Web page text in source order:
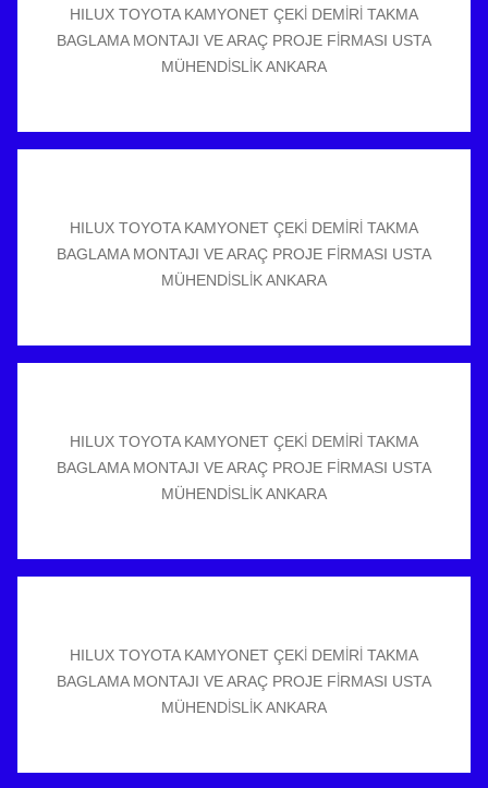
HILUX TOYOTA KAMYONET ÇEKİ DEMİRİ TAKMA
BAGLAMA MONTAJI VE ARAÇ PROJE FİRMASI USTA
MÜHENDİSLİK ANKARA
HILUX TOYOTA KAMYONET ÇEKİ DEMİRİ TAKMA
BAGLAMA MONTAJI VE ARAÇ PROJE FİRMASI USTA
MÜHENDİSLİK ANKARA
HILUX TOYOTA KAMYONET ÇEKİ DEMİRİ TAKMA
BAGLAMA MONTAJI VE ARAÇ PROJE FİRMASI USTA
MÜHENDİSLİK ANKARA
HILUX TOYOTA KAMYONET ÇEKİ DEMİRİ TAKMA
BAGLAMA MONTAJI VE ARAÇ PROJE FİRMASI USTA
MÜHENDİSLİK ANKARA